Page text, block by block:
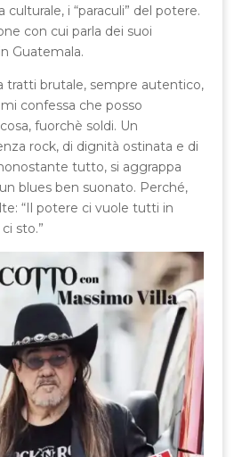
i “paraculi” del potere.
con cui parla dei suoi
Guatemala.
tratti brutale, sempre autentico,
confessa che posso
fuorchè soldi. Un
rock, di dignità ostinata e di
tutto, si aggrappa
blues ben suonato. Perché,
“Il potere ci vuole tutti in
sto.”